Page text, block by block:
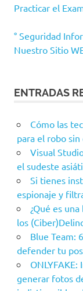
Practicar el
° Seguridad
Nuestro Sitio
ENTRADAS
Cómo las
para el robo sin
Visual
el sudeste
Si tienes
espionaje y
¿Qué es
los
Blue Team:
defender tu
generar fotos